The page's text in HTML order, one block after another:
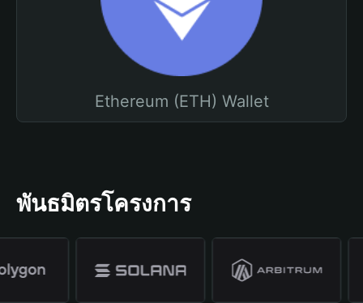
Ethereum (ETH) Wallet
พันธมิตรโครงการ